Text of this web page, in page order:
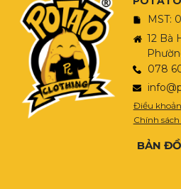
MST:
12 Bà
078
Điều
Chính
BẢN ĐỒ